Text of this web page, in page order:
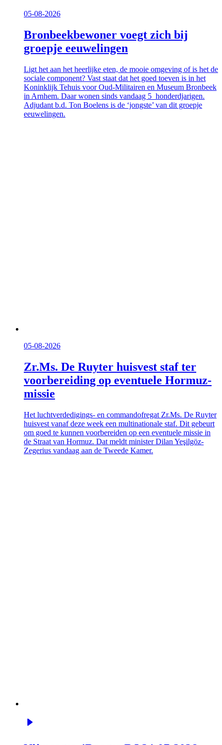
05-08-2026
Bronbeekbewoner voegt zich bij
groepje eeuwelingen
Ligt het aan het heerlijke eten, de mooie omgeving of is het de
sociale component? Vast staat dat het goed toeven is in het
Koninklijk Tehuis voor Oud-Militairen en Museum Bronbeek
in Arnhem. Daar wonen sinds vandaag 5 honderdjarigen.
Adjudant b.d. Ton Boelens is de ‘jongste’ van dit groepje
eeuwelingen.
05-08-2026
Zr.Ms. De Ruyter huisvest staf ter
voorbereiding op eventuele Hormuz-
missie
Het luchtverdedigings- en commandofregat Zr.Ms. De Ruyter
huisvest vanaf deze week een multinationale staf. Dit gebeurt
om goed te kunnen voorbereiden op een eventuele missie in
de Straat van Hormuz. Dat meldt minister Dilan Yeşilgöz-
Zegerius vandaag aan de Tweede Kamer.